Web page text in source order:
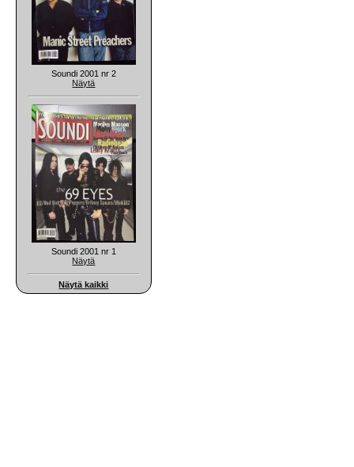
Soundi 2001 nr 2
Näytä
Soundi 2001 nr 1
Näytä
Näytä kaikki